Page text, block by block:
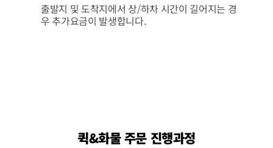
출발지 및 도착지에서 상/하차 시간이 길어지는 경
우 추가요금이 발생합니다.
퀵&화물 주문 진행과정